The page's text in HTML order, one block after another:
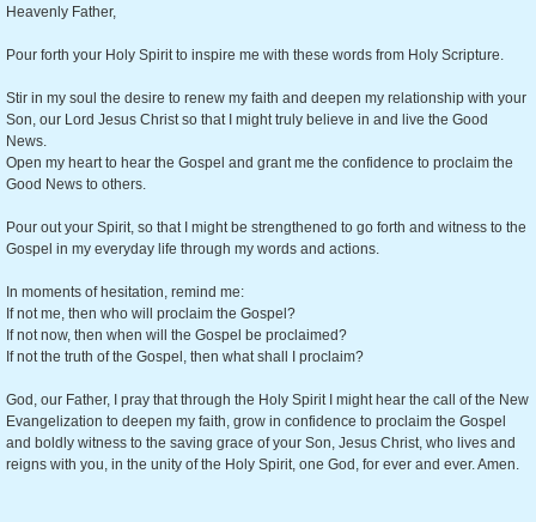
Heavenly Father,
Pour forth your Holy Spirit to inspire me with these words from Holy Scripture.
Stir in my soul the desire to renew my faith and deepen my relationship with your
Son, our Lord Jesus Christ so that I might truly believe in and live the Good
News.
Open my heart to hear the Gospel and grant me the confidence to proclaim the
Good News to others.
Pour out your Spirit, so that I might be strengthened to go forth and witness to the
Gospel in my everyday life through my words and actions.
In moments of hesitation, remind me:
If not me, then who will proclaim the Gospel?
If not now, then when will the Gospel be proclaimed?
If not the truth of the Gospel, then what shall I proclaim?
God, our Father, I pray that through the Holy Spirit I might hear the call of the New
Evangelization to deepen my faith, grow in confidence to proclaim the Gospel
and boldly witness to the saving grace of your Son, Jesus Christ, who lives and
reigns with you, in the unity of the Holy Spirit, one God, for ever and ever. Amen.